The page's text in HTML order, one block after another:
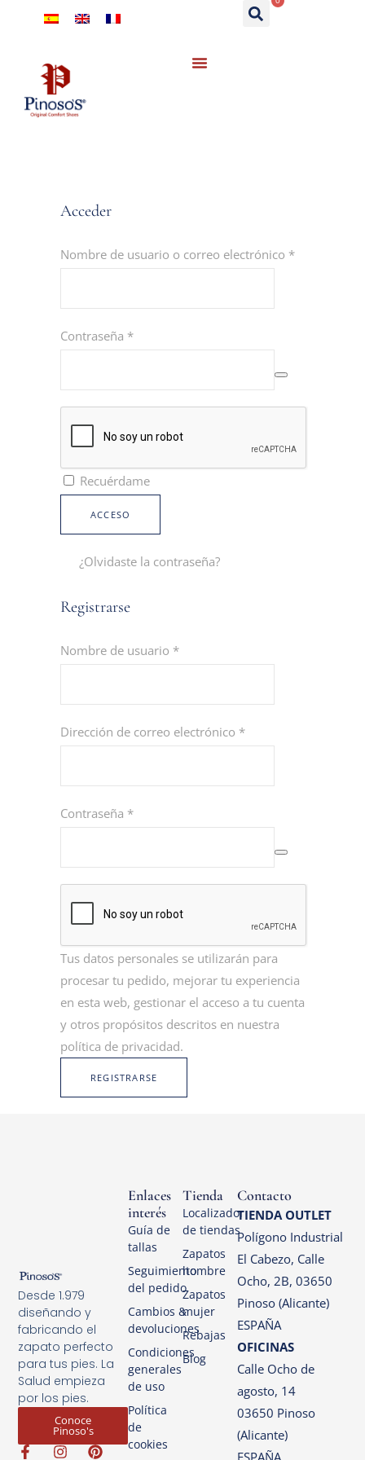
Acceder
Nombre de usuario o correo electrónico *
Contraseña *
Recuérdame
ACCESO
¿Olvidaste la contraseña?
Registrarse
Nombre de usuario *
Dirección de correo electrónico *
Contraseña *
Tus datos personales se utilizarán para
procesar tu pedido, mejorar tu experiencia
en esta web, gestionar el acceso a tu cuenta
y otros propósitos descritos en nuestra
política de privacidad.
REGISTRARSE
Desde 1.979
diseñando y
fabricando el
zapato perfecto
para tus pies. La
Salud empieza
por los pies.
Conoce
Pinoso's
Tienda
Localizador
de tiendas
Zapatos
hombre
Zapatos
mujer
Rebajas
Blog
Enlaces
interés
Guía de
tallas
Seguimiento
del pedido
Cambios &
devoluciones
Condiciones
generales
de uso
Política
de
cookies
Contacto
TIENDA OUTLET
Polígono Industrial
El Cabezo, Calle
Ocho, 2B, 03650
Pinoso (Alicante)
ESPAÑA
OFICINAS
Calle Ocho de
agosto, 14
03650 Pinoso
(Alicante)
ESPAÑA